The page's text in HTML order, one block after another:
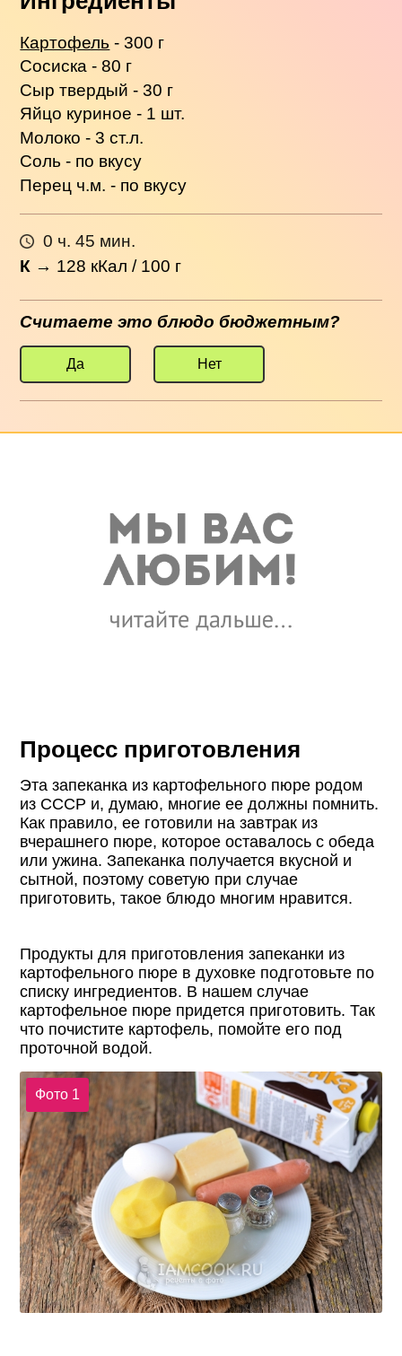
Картофель - 300 г
Сосиска - 80 г
Сыр твердый - 30 г
Яйцо куриное - 1 шт.
Молоко - 3 ст.л.
Соль - по вкусу
Перец ч.м. - по вкусу
0 ч. 45 мин.
К → 128 кКал / 100 г
Считаете это блюдо бюджетным?
Да Нет
Процесс приготовления
Эта запеканка из картофельного пюре родом
из СССР и, думаю, многие ее должны помнить.
Как правило, ее готовили на завтрак из
вчерашнего пюре, которое оставалось с обеда
или ужина. Запеканка получается вкусной и
сытной, поэтому советую при случае
приготовить, такое блюдо многим нравится.
Продукты для приготовления запеканки из
картофельного пюре в духовке подготовьте по
списку ингредиентов. В нашем случае
картофельное пюре придется приготовить. Так
что почистите картофель, помойте его под
проточной водой.
Фото 1